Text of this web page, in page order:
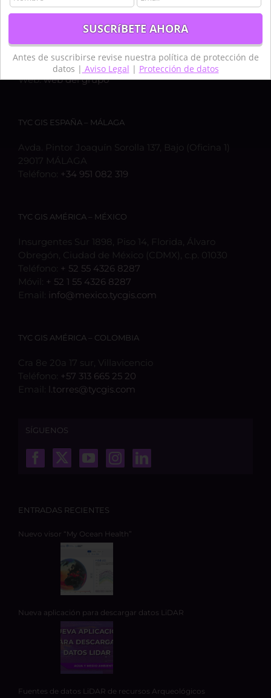
Calle Bravo Murillo 50, 1ºC,
28003, MADRID
Móvil:+34 635 619 882
formacion@tycgis.com
Web:web del grupo
TYC GIS ESPAÑA – MÁLAGA
Avda. Pintor Joaquín Sorolla 137, Bajo (Oficina 1)
29017 MÁLAGA
Teléfono: +34 951 082 319
TYC GIS AMÉRICA – MÉXICO
Insurgentes Sur 1898, Piso 14, Florida, Álvaro
Obregón, Ciudad de México (CDMX), c.p. 01030
Teléfono: + 52 55 4326 8287
Móvil: + 52 1 55 4326 8287
Email: info@mexico.tycgis.com
TYC GIS AMÉRICA – COLOMBIA
Cra 8e 20a 17 sur, Villavicencio
Teléfono: +57 313 665 25 20
Email: l.torres@tycgis.com
SÍGUENOS
ENTRADAS RECIENTES
Nuevo visor “My Ocean Health”
Nueva aplicación para descargar datos LiDAR
Fuentes de datos LiDAR de recursos Arqueológicos
Antes de suscribirse revise nuestra política de protección de
datos | Aviso Legal | Protección de datos